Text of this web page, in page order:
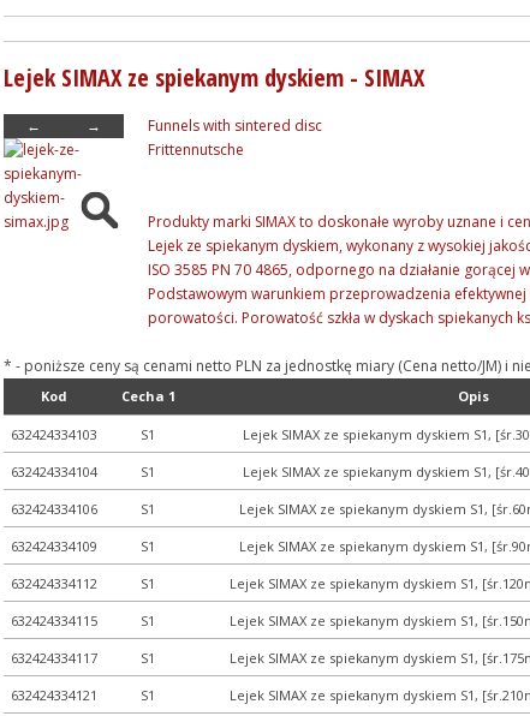
Lejek SIMAX ze spiekanym dyskiem - SIMAX
← →
Funnels with sintered disc
Frittennutsche
Produkty marki SIMAX to doskonałe wyroby uznane i
Lejek ze spiekanym dyskiem, wykonany z wysokiej
ISO 3585 PN 70 4865, odpornego na działanie
Podstawowym warunkiem przeprowadzenia
porowatości. Porowatość szkła w dyskach spiekanych
* - poniższe ceny są cenami netto PLN za jednostkę miary (Cena netto/JM) i
Kod Cecha 1 Opis
632424334103 S1 Lejek SIMAX ze spiekanym dyskiem S1,
632424334104 S1 Lejek SIMAX ze spiekanym dyskiem S1,
632424334106 S1 Lejek SIMAX ze spiekanym dyskiem S1,
632424334109 S1 Lejek SIMAX ze spiekanym dyskiem S1,
632424334112 S1 Lejek SIMAX ze spiekanym dyskiem S1,
632424334115 S1 Lejek SIMAX ze spiekanym dyskiem S1,
632424334117 S1 Lejek SIMAX ze spiekanym dyskiem S1,
632424334121 S1 Lejek SIMAX ze spiekanym dyskiem S1,